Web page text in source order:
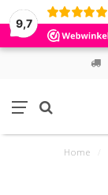
9,7
Home